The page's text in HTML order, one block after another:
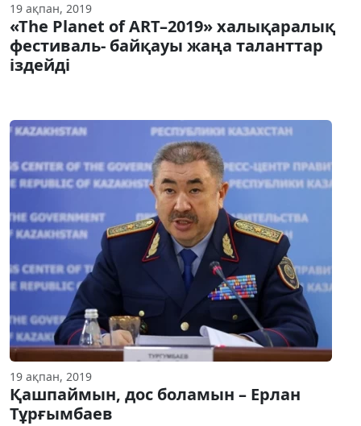
19 ақпан, 2019
«The Planet of ART–2019» халықаралық
фестиваль- байқауы жаңа таланттар
іздейді
19 ақпан, 2019
Қашпаймын, дос боламын – Ерлан
Тұрғымбаев